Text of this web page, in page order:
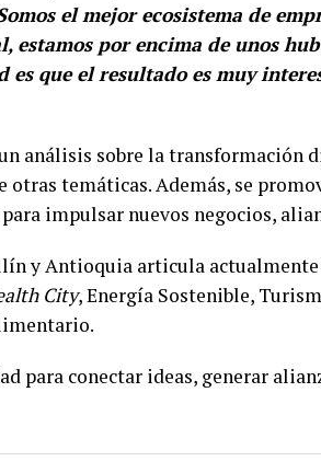
el mejor ecosistema de
estamos por encima de unos
es que el resultado es muy
análisis sobre la transformación
otras temáticas. Además, se
impulsar nuevos negocios,
y Antioquia articula actualmente
City, Energía Sostenible,
para conectar ideas, generar